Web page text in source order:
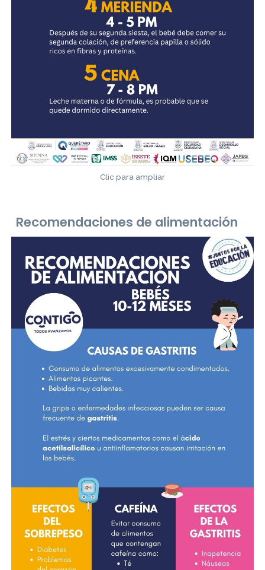
Clic para ampliar
Recomendaciones de alimentación